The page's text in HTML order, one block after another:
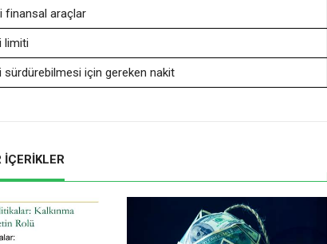
finansal araçlar
limiti
için gereken nakit
İÇERİKLER